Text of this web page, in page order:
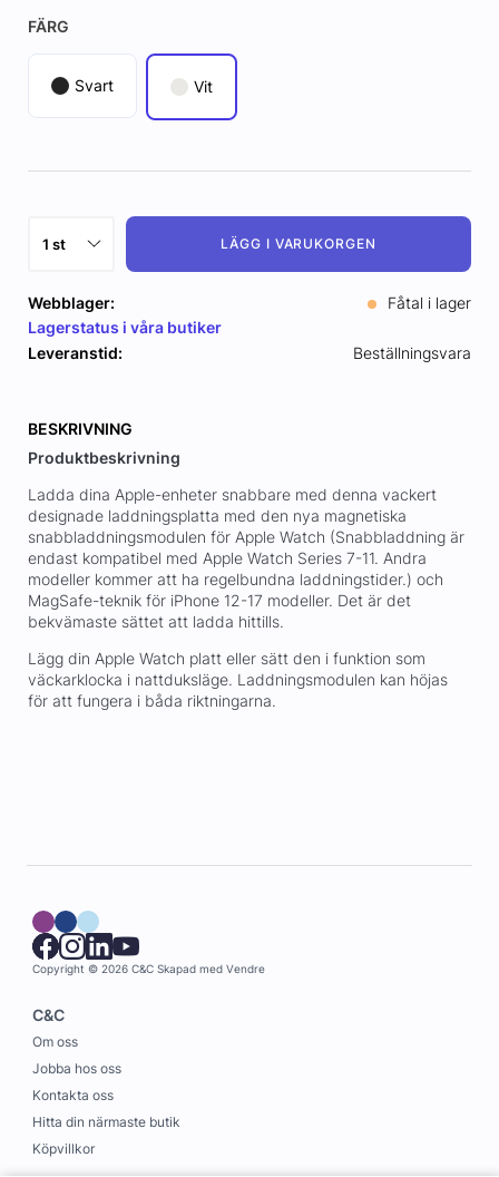
FÄRG
Svart Vit
LÄGG I VARUKORGEN
Webblager:
Fåtal i lager
Lagerstatus i våra butiker
Leveranstid:
Beställningsvara
BESKRIVNING
Produktbeskrivning
Ladda dina Apple-enheter snabbare med denna vackert
designade laddningsplatta med den nya magnetiska
snabbladdningsmodulen för Apple Watch (Snabbladdning är
endast kompatibel med Apple Watch Series 7-11. Andra
modeller kommer att ha regelbundna laddningstider.) och
MagSafe-teknik för iPhone 12-17 modeller. Det är det
bekvämaste sättet att ladda hittills.
Lägg din Apple Watch platt eller sätt den i funktion som
väckarklocka i nattduksläge. Laddningsmodulen kan höjas
för att fungera i båda riktningarna.
Copyright © 2026 C&C Skapad med Vendre
C&C
Om oss
Jobba hos oss
Kontakta oss
Hitta din närmaste butik
Köpvillkor